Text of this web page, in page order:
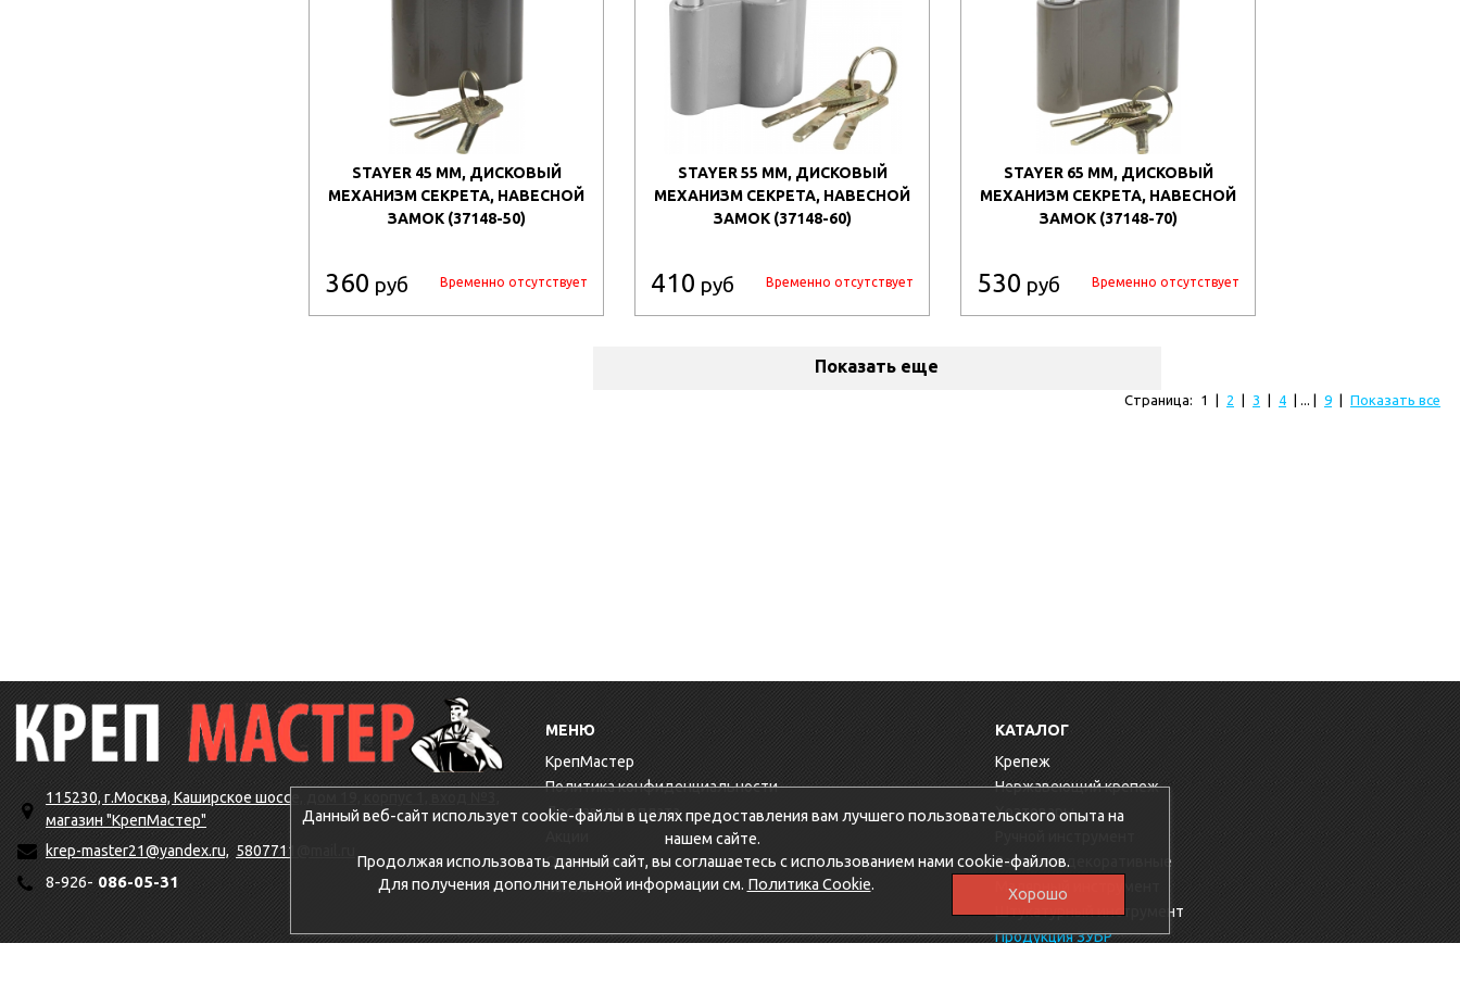
STAYER 45 ММ, ДИСКОВЫЙ
МЕХАНИЗМ СЕКРЕТА, НАВЕСНОЙ
ЗАМОК (37148-50)
360 руб Временно отсутствует
STAYER 55 ММ, ДИСКОВЫЙ
МЕХАНИЗМ СЕКРЕТА, НАВЕСНОЙ
ЗАМОК (37148-60)
410 руб Временно отсутствует
STAYER 65 ММ, ДИСКОВЫЙ
МЕХАНИЗМ СЕКРЕТА, НАВЕСНОЙ
ЗАМОК (37148-70)
530 руб Временно отсутствует
Показать еще
Страница: 1 2 3 4 | ... | 9 Показать все
115230, г.Москва, Каширское шоссе, дом 19, корпус 1, вход №3,
магазин "КрепМастер"
krep-master21@yandex.ru, 5807711@mail.ru
8-926-086-05-31
МЕНЮ
КрепМастер
Политика конфиденциальности
Доставка и оплата
Оптовикам
Контакты
КАТАЛОГ
Крепеж
Нержавеющий крепеж
Хозтовары
Заглушки декоративные
Малярный инструмент
Штукатурный инструмент
Продукция ЗУБР
Данный веб-сайт использует cookie-файлы в целях предоставления вам лучшего пользовательского опыта на
нашем сайте.
Продолжая использовать данный сайт, вы соглашаетесь с использованием нами cookie-файлов.
Для получения дополнительной информации см. Политика Cookie.
Хорошо